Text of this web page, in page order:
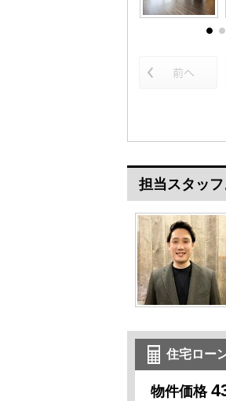
担当スタッフ
住宅ロー
物件価格